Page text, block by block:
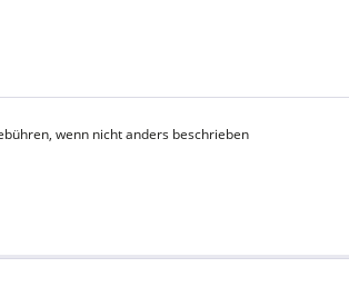
wenn nicht anders beschrieben